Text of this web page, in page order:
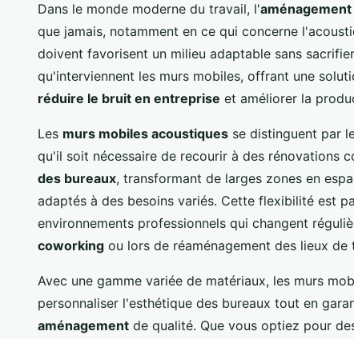
Dans le monde moderne du travail, l'
que jamais, notamment en ce qui concerne
doivent favorisent un milieu adaptable sans
qu'interviennent les murs mobiles, offrant une
réduire le bruit en entreprise et améliorer la
Les murs mobiles acoustiques se distinguent par
qu'il soit nécessaire de recourir à des rénovations
des bureaux, transformant de larges zones en
adaptés à des besoins variés. Cette flexibilité est
environnements professionnels qui changent
coworking ou lors de réaménagement des lieux
Avec une gamme variée de matériaux, les murs
personnaliser l'esthétique des bureaux tout en
aménagement de qualité. Que vous optiez pour